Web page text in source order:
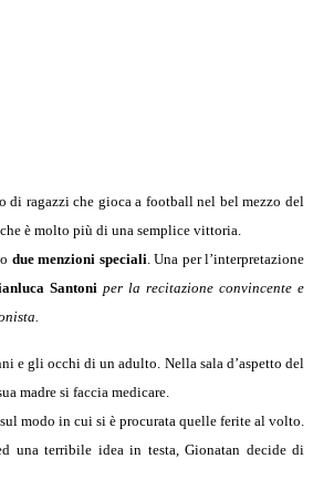
di ragazzi che gioca a football nel bel mezzo del
è molto più di una semplice vittoria.
due menzioni speciali. Una per l’interpretazione
Santoni per la recitazione convincente e
e gli occhi di un adulto. Nella sala d’aspetto del
madre si faccia medicare.
modo in cui si è procurata quelle ferite al volto.
una terribile idea in testa, Gionatan decide di